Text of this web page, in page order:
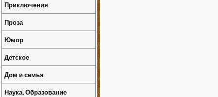
Приключения
Проза
Юмор
Детское
Дом и семья
Наука, Образование